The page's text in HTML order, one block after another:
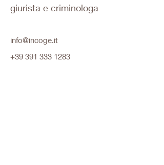
giurista e criminologa
info@incoge.it
+39 391 333 1283